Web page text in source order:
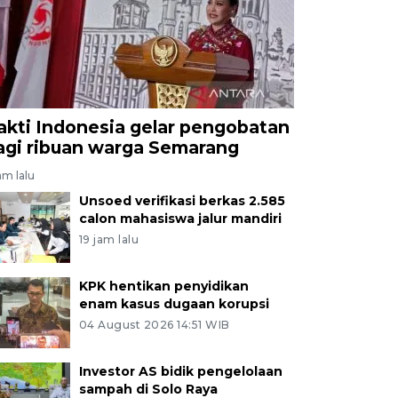
Indonesia gelar pengobatan
ribuan warga Semarang
lalu
Unsoed verifikasi berkas 2.585
calon mahasiswa jalur mandiri
19 jam lalu
KPK hentikan penyidikan
enam kasus dugaan korupsi
04 August 2026 14:51 WIB
Investor AS bidik pengelolaan
sampah di Solo Raya